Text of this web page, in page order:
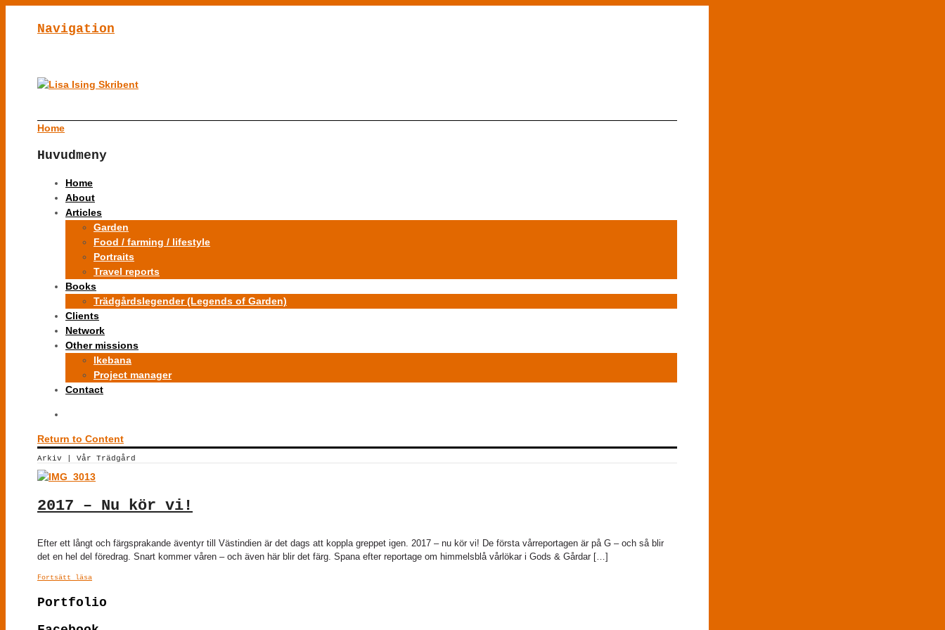
Navigation
Home
Huvudmeny
Home
About
Articles
Garden
Food / farming / lifestyle
Portraits
Travel reports
Books
Trädgårdslegender (Legends of Garden)
Clients
Network
Other missions
Ikebana
Project manager
Contact
Return to Content
Arkiv | Vår Trädgård
2017 – Nu kör vi!
Efter ett långt och färgsprakande äventyr till Västindien är det dags att koppla greppet igen. 2017 – nu kör vi! De första vårreportagen är på G – och så blir
det en hel del föredrag. Snart kommer våren – och även här blir det färg. Spana efter reportage om himmelsblå vårlökar i Gods & Gårdar […]
Fortsätt läsa
Portfolio